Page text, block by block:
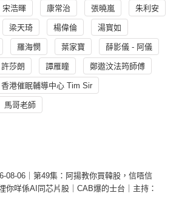
宋浩暉 康常治 張曉嵐 朱利安
梁天琦 楊偉倫 湯寳如
羅海憫 葉家寶 薛影儀 - 阿儀
許莎朗 譚雁瞳 鄭遨汶法筠師傅
香港催眠輔導中心 Tim Sir
馬哥老師
08-06｜第49集：阿揚教你買韓股，信唔信
你咩係AI同芯片股｜CAB爆的士台｜主持：